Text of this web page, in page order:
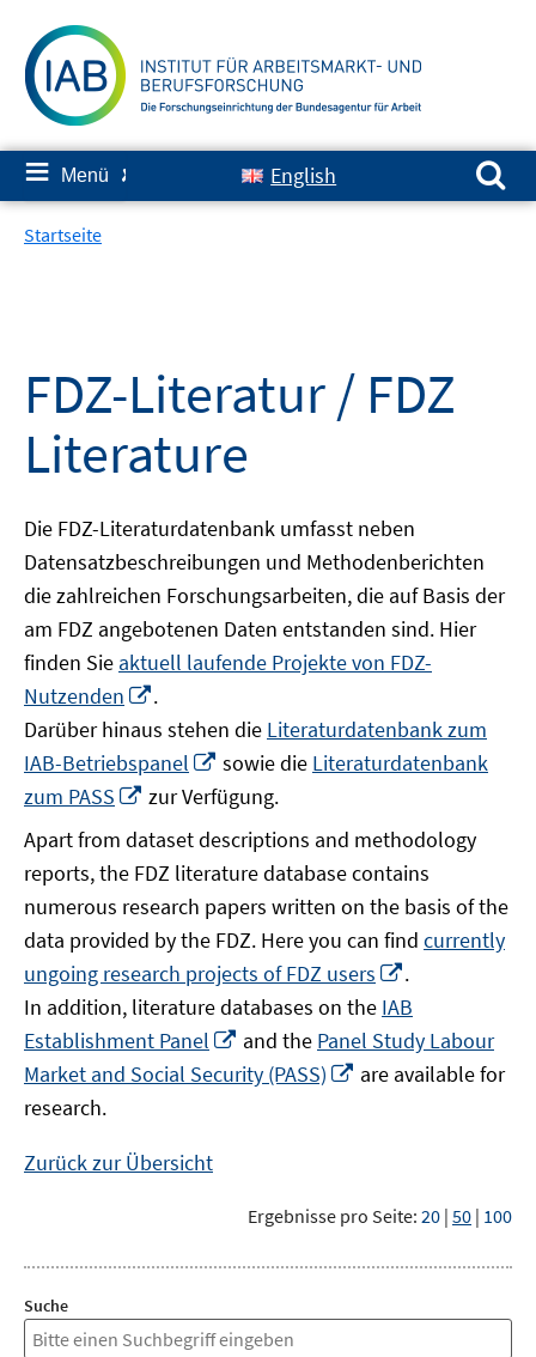
zum
Inhalt
≡ Menü ✘ English
Suchen nach:
Startseite
FDZ-Literatur / FDZ
Literature
Die FDZ-Literaturdatenbank umfasst neben
Datensatzbeschreibungen und Methodenberichten
die zahlreichen Forschungsarbeiten, die auf Basis der
am FDZ angebotenen Daten entstanden sind. Hier
finden Sie aktuell laufende Projekte von FDZ-
Nutzenden
neuem
Fenster
öffnen
.
Darüber hinaus stehen die Literaturdatenbank zum
IAB-Betriebspanel
In
neuem
Fenster
öffnen
sowie die Literaturdatenbank
zum PASS
In
Fenster
öffnen
zur Verfügung.
Apart from dataset descriptions and methodology
reports, the FDZ literature database contains
numerous research papers written on the basis of the
data provided by the FDZ. Here you can find currently
ungoing research projects of FDZ users
neuem
Fenster
öffnen
.
In addition, literature databases on the IAB
Establishment Panel
In
neuem
Fenster
and the Panel Study Labour
Market and Social Security (PASS)
In
are available for
research.
Zurück zur Übersicht
Ergebnisse pro Seite: 20 | 50 | 100
Suche